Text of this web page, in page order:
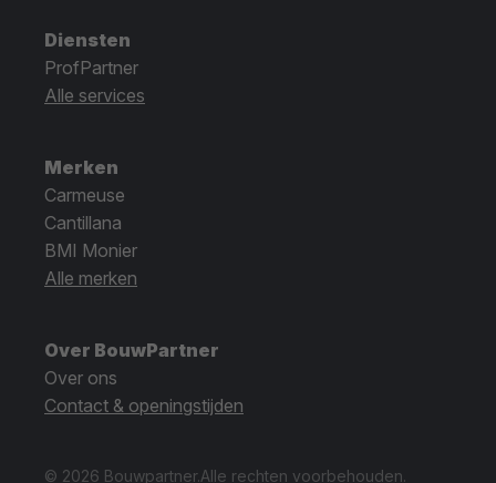
Diensten
ProfPartner
Alle services
Merken
Carmeuse
Cantillana
BMI Monier
Alle merken
Over BouwPartner
Over ons
Contact & openingstijden
© 2026 Bouwpartner.Alle rechten voorbehouden.